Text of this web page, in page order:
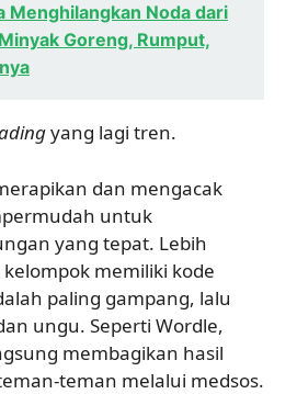
Menghilangkan Noda dari
Goreng, Rumput,
yang lagi tren.
dan mengacak
untuk
yang tepat. Lebih
memiliki kode
paling gampang, lalu
ungu. Seperti Wordle,
membagikan hasil
teman melalui medsos.